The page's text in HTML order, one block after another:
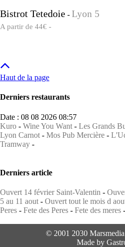
Bistrot Tetedoie - Lyon 5
A partir de 44€ -
Haut de la page
Derniers restaurants
Date : 08 08 2026 08:57
Kuro - Wine You Want - Les Grands
Lyon Carnot - Mos Pub Mercière -
Tramway -
Derniers article
Ouvert 14 février Saint-Valentin -
5 au 11 aout - Ouvert tout le mois d
Peres - Fete des Peres - Fete des meres -
© 2001 2030
Made by